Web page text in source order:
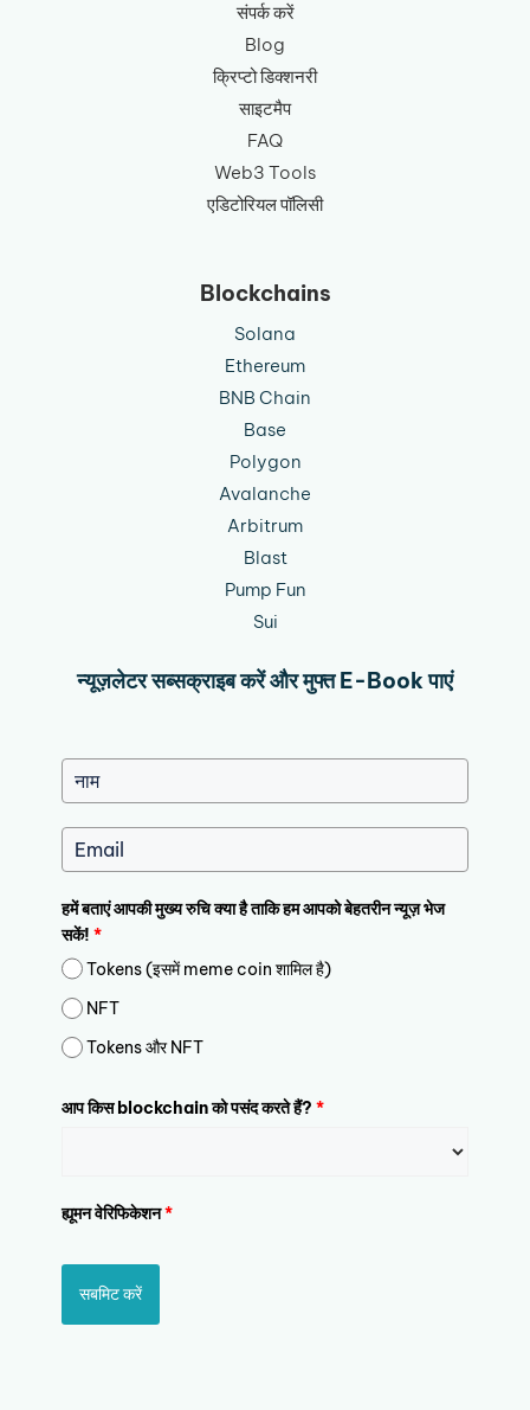
संपर्क करें
Blog
क्रिप्टो डिक्शनरी
साइटमैप
FAQ
Web3 Tools
एडिटोरियल पॉलिसी
Blockchains
Solana
Ethereum
BNB Chain
Base
Polygon
Avalanche
Arbitrum
Blast
Pump Fun
Sui
न्यूज़लेटर सब्सक्राइब करें और मुफ्त E-Book पाएं
हमें बताएं आपकी मुख्य रुचि क्या है ताकि हम आपको बेहतरीन न्यूज़ भेज
सकें! *
Tokens (इसमें meme coin शामिल है)
NFT
Tokens और NFT
आप किस blockchain को पसंद करते हैं? *
ह्यूमन वेरिफिकेशन*
सबमिट करें